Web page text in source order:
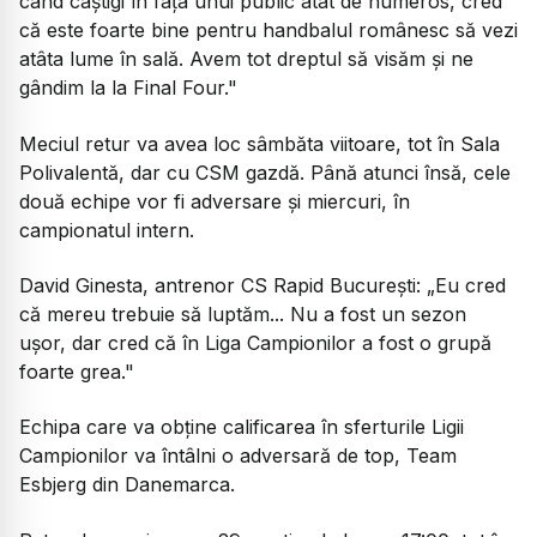
că este foarte bine pentru handbalul românesc să vezi
atâta lume în sală. Avem tot dreptul să visăm și ne
gândim la la Final Four."
Meciul retur va avea loc sâmbăta viitoare, tot în Sala
Polivalentă, dar cu CSM gazdă. Până atunci însă, cele
două echipe vor fi adversare și miercuri, în
campionatul intern.
David Ginesta, antrenor CS Rapid București: „Eu cred
că mereu trebuie să luptăm... Nu a fost un sezon
ușor, dar cred că în Liga Campionilor a fost o grupă
foarte grea."
Echipa care va obține calificarea în sferturile Ligii
Campionilor va întâlni o adversară de top, Team
Esbjerg din Danemarca.